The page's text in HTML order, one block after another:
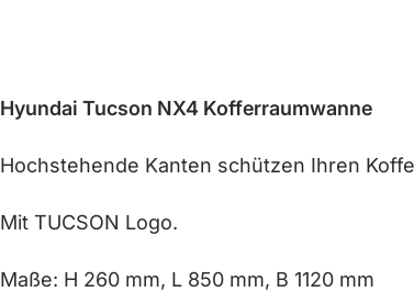
Hyundai Tucson NX4 Kofferraumwanne
Hochstehende Kanten schützen Ihren
Mit TUCSON Logo.
Maße: H 260 mm, L 850 mm, B 1120 mm